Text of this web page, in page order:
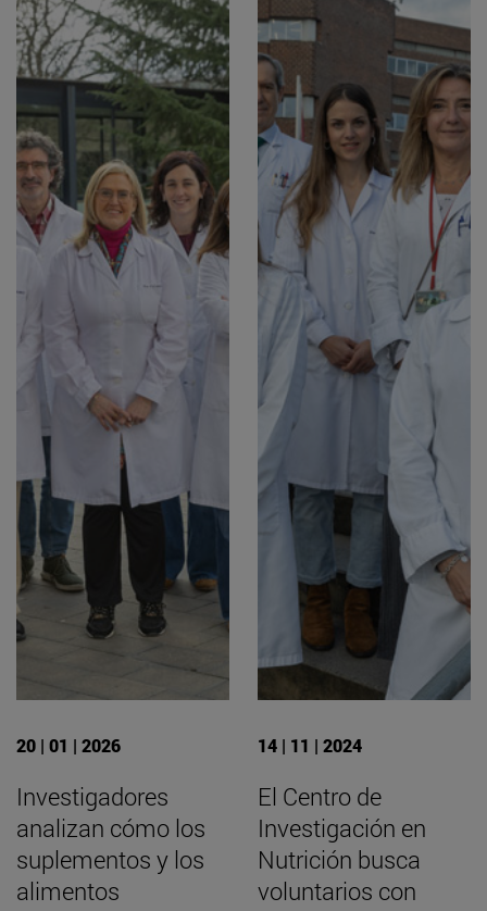
20 | 01 | 2026
Investigadores
analizan cómo los
suplementos y los
alimentos
14 | 11 | 2024
El Centro de
Investigación en
Nutrición busca
voluntarios con